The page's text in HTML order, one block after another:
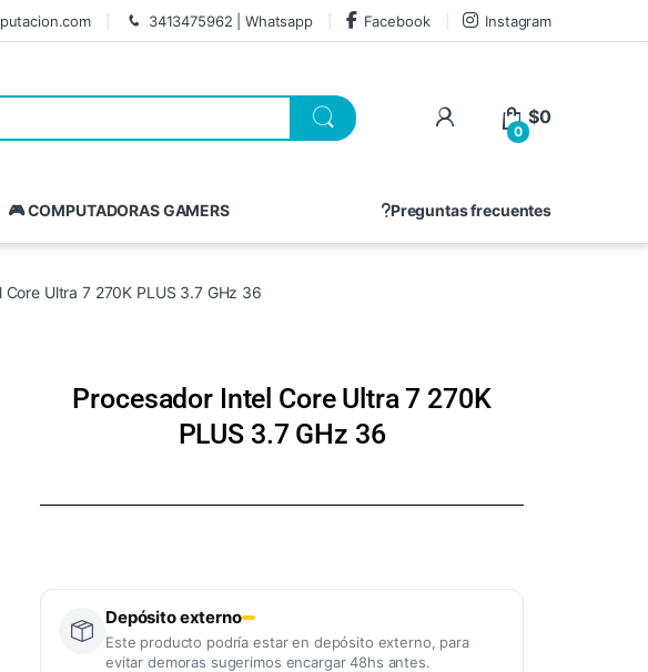
3413475962 | Whatsapp Facebook Instagram
0
$0
Preguntas frecuentes
🎮 COMPUTADORAS GAMERS
Core Ultra 7 270K PLUS 3.7 GHz 36
Procesador Intel Core Ultra 7 270K
PLUS 3.7 GHz 36
Depósito externo
Este producto podría estar en depósito externo, para
evitar demoras sugerimos encargar 48hs antes.